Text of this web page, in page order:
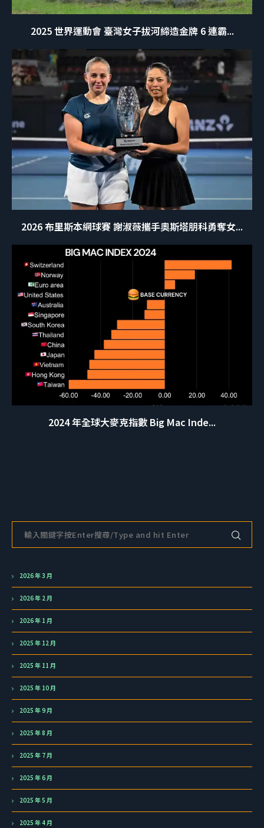
2025 世界運動會 臺灣女子拔河締造金牌 6 連霸...
2026 布里斯本網球賽 謝淑薇攜手奧斯塔朋科勇奪女...
2024 年全球大麥克指數 Big Mac Inde...
2026 年 3 月
2026 年 2 月
2026 年 1 月
2025 年 12 月
2025 年 11 月
2025 年 10 月
2025 年 9 月
2025 年 8 月
2025 年 7 月
2025 年 6 月
2025 年 5 月
2025 年 4 月